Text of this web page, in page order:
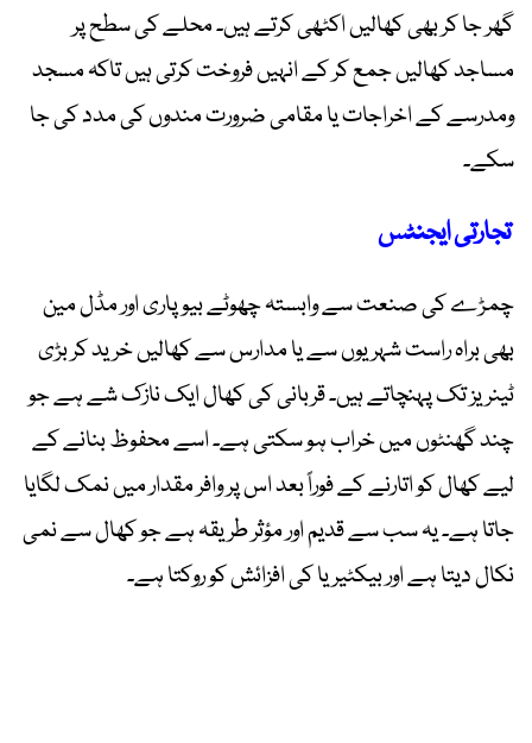
گھر جا کر بھی کھالیں اکٹھی کرتے ہیں۔ محلے کی سطح پر
مساجد کھالیں جمع کر کے انہیں فروخت کرتی ہیں تاکہ مسجد
ومدرسے کے اخراجات یا مقامی ضرورت مندوں کی مدد کی جا
سکے۔
تجارتی ایجنٹس
چمڑے کی صنعت سے وابستہ چھوٹے بیوپاری اور مڈل مین
بھی براہ راست شہریوں سے یا مدارس سے کھالیں خرید کر بڑی
ٹینریز تک پہنچاتے ہیں۔ قربانی کی کھال ایک نازک شے ہے جو
چند گھنٹوں میں خراب ہو سکتی ہے۔ اسے محفوظ بنانے کے
لیے کھال کو اتارنے کے فوراً بعد اس پر وافر مقدار میں نمک لگایا
جاتا ہے۔ یہ سب سے قدیم اور مؤثر طریقہ ہے جو کھال سے نمی
نکال دیتا ہے اور بیکٹیریا کی افزائش کو روکتا ہے۔